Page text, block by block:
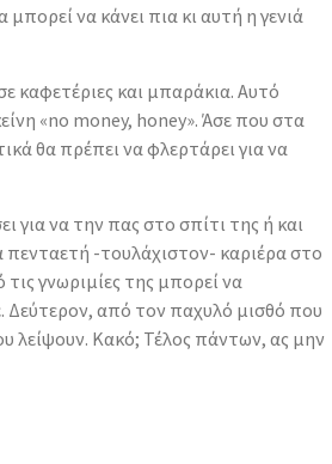
να κάνει πια κι αυτή η γενιά
καφετέριες και μπαράκια. Αυτό
«no money, honey». Άσε που στα
θα πρέπει να φλερτάρει για να
για να την πας στο σπίτι της ή και
πενταετή -τουλάχιστον- καριέρα στο
γνωριμίες της μπορεί να
Δεύτερον, από τον παχυλό μισθό που
λείψουν. Κακό; Τέλος πάντων, ας μην